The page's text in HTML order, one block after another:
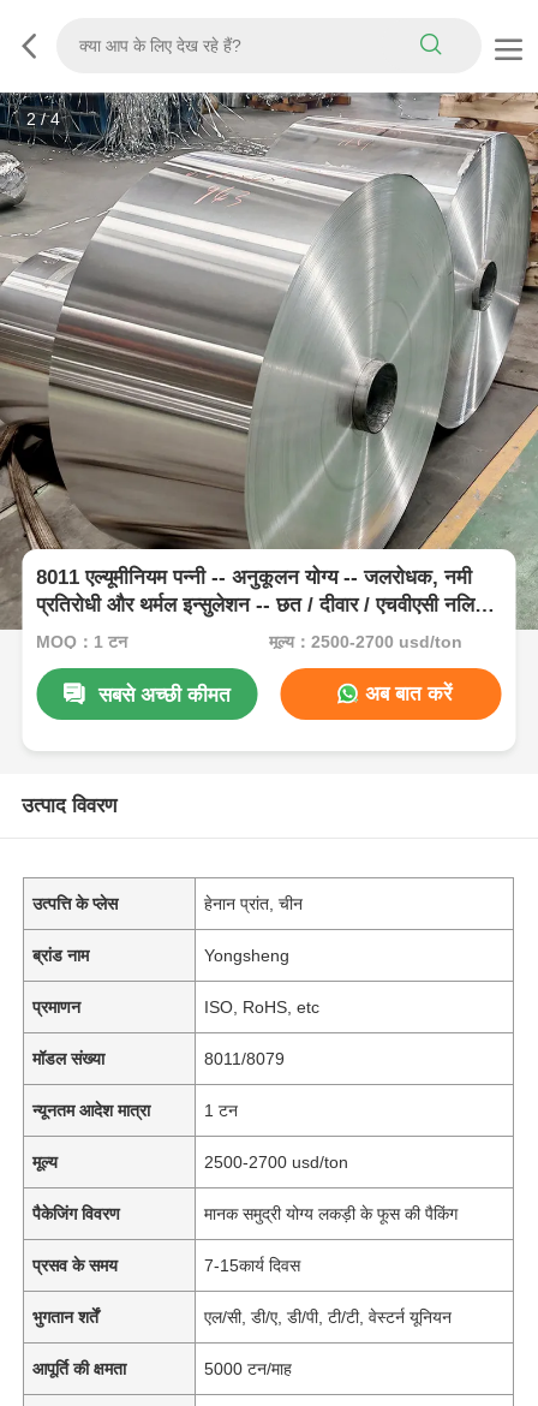
2/4
8011 एल्यूमीनियम पन्नी -- अनुकूलन योग्य -- जलरोधक, नमी
प्रतिरोधी और थर्मल इन्सुलेशन -- छत / दीवार / एचवीएसी नलिका
के लिए
MOQ：1 टन मूल्य：2500-2700 usd/ton
सबसे अच्छी कीमत अब बात करें
उत्पाद विवरण
उत्पत्ति के प्लेस हेनान प्रांत, चीन
ब्रांड नाम Yongsheng
प्रमाणन ISO, RoHS, etc
मॉडल संख्या 8011/8079
न्यूनतम आदेश मात्रा 1 टन
मूल्य 2500-2700 usd/ton
पैकेजिंग विवरण मानक समुद्री योग्य लकड़ी के फूस की पैकिंग
प्रसव के समय 7-15कार्य दिवस
भुगतान शर्तें एल/सी, डी/ए, डी/पी, टी/टी, वेस्टर्न यूनियन
आपूर्ति की क्षमता 5000 टन/माह